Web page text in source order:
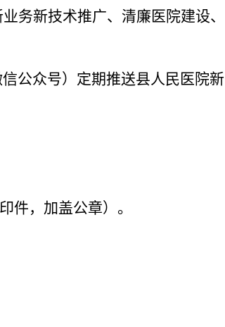
务新技术推广、清廉医院建设、
公众号）定期推送县人民医院新
件，加盖公章）。